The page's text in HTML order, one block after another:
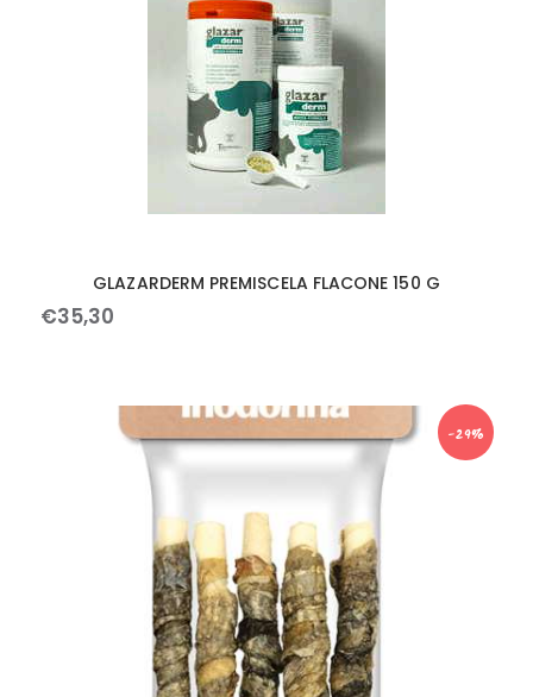
GLAZARDERM PREMISCELA FLACONE 150 G
€35,30
-29%